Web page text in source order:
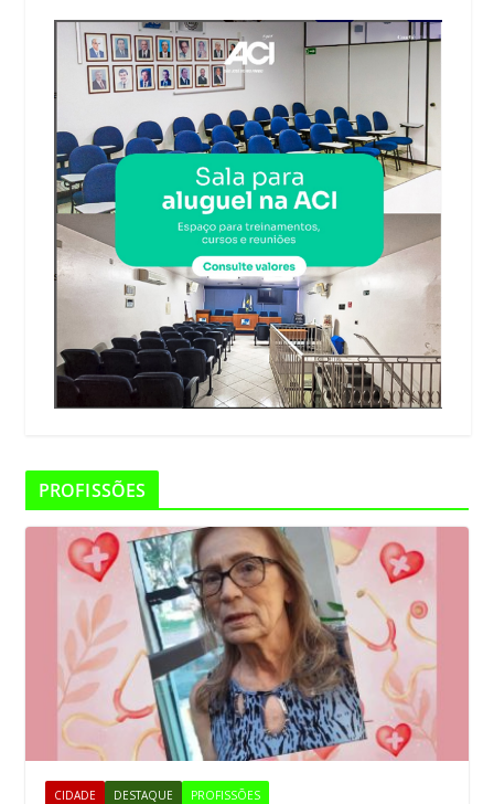
PROFISSÕES
CIDADE DESTAQUE PROFISSÕES